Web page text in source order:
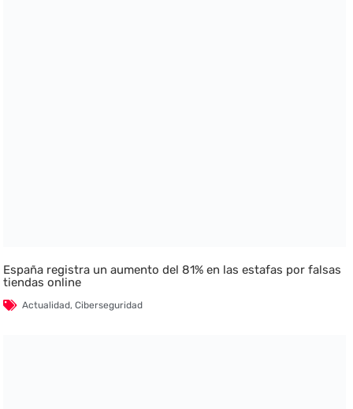
España registra un aumento del 81% en las estafas por falsas
tiendas online
Actualidad,Ciberseguridad